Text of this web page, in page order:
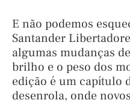
E não podemos
Santander
algumas mudanças
brilho e o peso dos
edição é um capítulo
desenrola, onde